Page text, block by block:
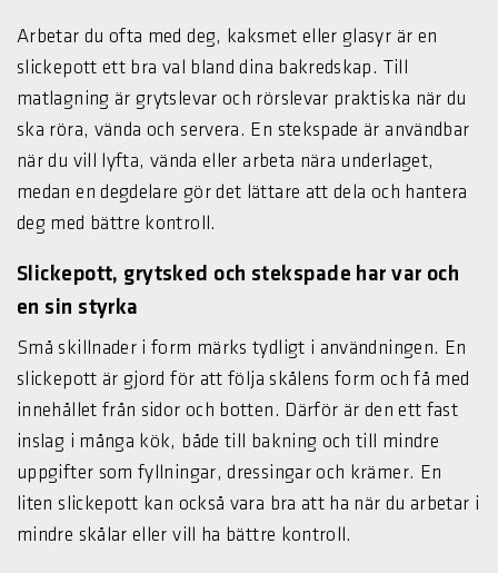
Arbetar du ofta med deg, kaksmet eller glasyr är en
slickepott ett bra val bland dina bakredskap. Till
matlagning är grytslevar och rörslevar praktiska när du
ska röra, vända och servera. En stekspade är användbar
när du vill lyfta, vända eller arbeta nära underlaget,
medan en degdelare gör det lättare att dela och hantera
deg med bättre kontroll.
Slickepott, grytsked och stekspade har var och
en sin styrka
Små skillnader i form märks tydligt i användningen. En
slickepott är gjord för att följa skålens form och få med
innehållet från sidor och botten. Därför är den ett fast
inslag i många kök, både till bakning och till mindre
uppgifter som fyllningar, dressingar och krämer. En
liten slickepott kan också vara bra att ha när du arbetar i
mindre skålar eller vill ha bättre kontroll.